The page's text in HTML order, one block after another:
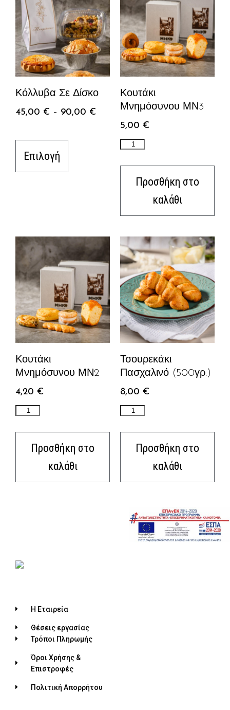
Κόλλυβα Σε Δίσκο
45,00 € – 90,00 €
Επιλογή
Κουτάκι
Μνημόσυνου ΜΝ3
5,00 €
Προσθήκη στο
καλάθι
Κουτάκι
Μνημόσυνου ΜΝ2
4,20 €
Προσθήκη στο
καλάθι
Τσουρεκάκι
Πασχαλινό (500γρ.)
8,00 €
Προσθήκη στο
καλάθι
Η Εταιρεία
Θέσεις εργασίας
Τρόποι Πληρωμής
Όροι Χρήσης &
Επιστροφές
Πολιτική Απορρήτου